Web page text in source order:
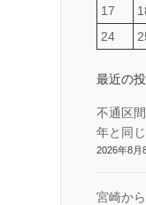
17
24
最近の
不通区
年と同
2026年8月
宮崎か